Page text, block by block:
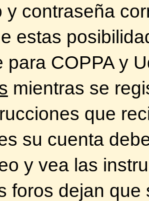
en la parte de
son incorrectos!
son, casi siempre,
es que esté
a otra zona
en su perfil y defina
Cambiar la zona
las configuraciones,